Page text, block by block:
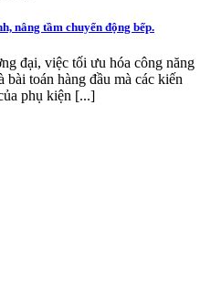
nâng tầm chuyển động bếp.
đại, việc tối ưu hóa công năng
toán hàng đầu mà các kiến
phụ kiện [...]